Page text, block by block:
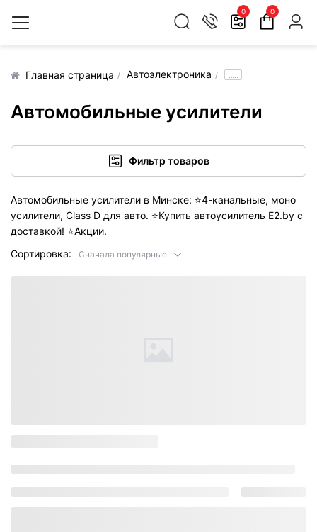
0 0
Главная страница Автоэлектроника .....
Автомобильные усилители
Фильтр товаров
Автомобильные усилители в Минске: ⭐️4-канальные, моно
усилители, Class D для авто. ⭐️Купить автоусилитель E2.by с
доставкой! ⭐️Акции.
Сортировка:
Сначала популярные